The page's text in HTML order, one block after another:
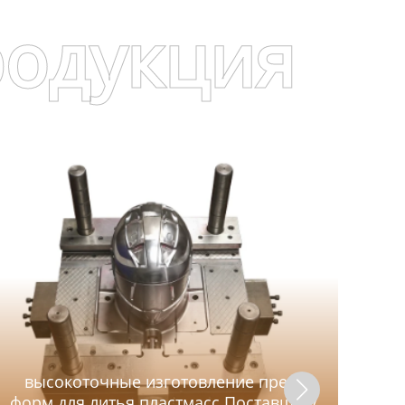
высокоточные изготовление пресс